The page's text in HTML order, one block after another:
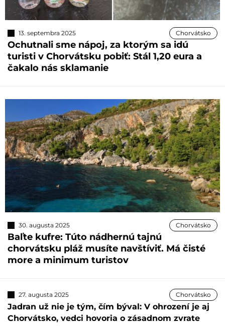
13. septembra 2025 Chorvátsko
Ochutnali sme nápoj, za ktorým sa idú
turisti v Chorvátsku pobiť: Stál 1,20 eura a
čakalo nás sklamanie
30. augusta 2025 Chorvátsko
Baľte kufre: Túto nádhernú tajnú
chorvátsku pláž musíte navštíviť. Má čisté
more a minimum turistov
27. augusta 2025 Chorvátsko
Jadran už nie je tým, čím býval: V ohrození je aj
Chorvátsko, vedci hovoria o zásadnom zvrate